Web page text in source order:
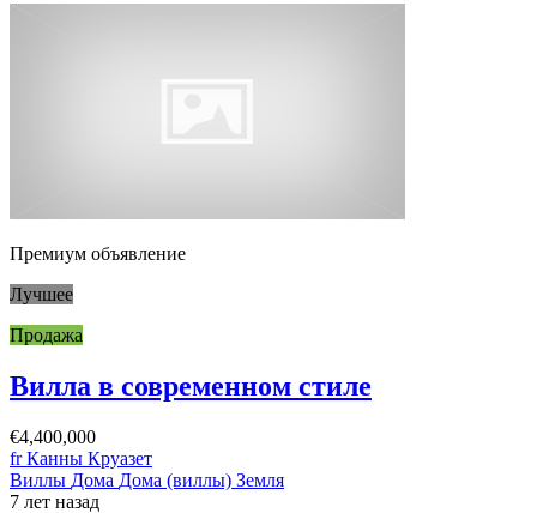
Премиум объявление
Лучшее
Продажа
Вилла в современном стиле
€4,400,000
fr Канны Круазет
Виллы Дома Дома (виллы) Земля
7 лет назад